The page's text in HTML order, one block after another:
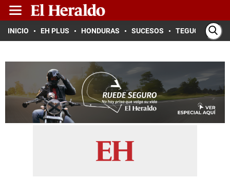
INICIO EH PLUS HONDURAS SUCESOS TEGUCIGALPA